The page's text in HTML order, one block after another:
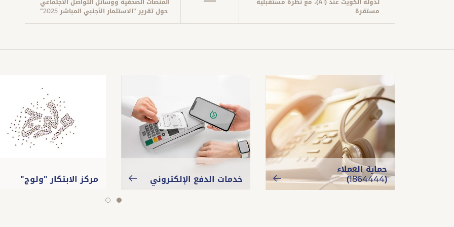
مستقرة
حول تقرير "الاستثمار الأجنبي المباشر 2025"
حماية العملاء
(1864444) خدمات الدفع الإلكتروني مركز الابتكار "ولوج"